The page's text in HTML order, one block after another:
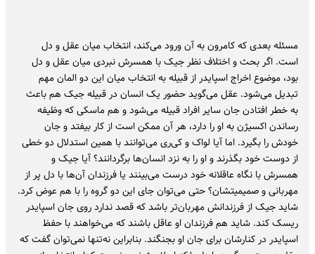
مسئله بعدی که کامرون به آن ورود می‌کند، انتخاب میان عقل و دل
است. اگر بحث و اختلاف نظر جیک با همسرش نبردی میان عقل و دل
بود، موضوع اخراج اسپایدر از قبیله به انتخاب میان این دو المان مهم
تبدیل می‌شود. عقل می‌گوید حضور یک انسان در قبیله جیک هم باعث
به خطر افتادن جان سایر افراد قبیله می‌شود و هم ماسکی که وظیفه
رساندن اکسیژن به او را دارد، هر آن ممکن است از کار بیفتد و جان
خودش را بگیرد. اما آیا لواک و کی‌ری می‌توانند با همین استدلال دو خطی
از دوست خود بگذرند و او را به نزد انسان‌ها برگردانند؟ آیا جیک و
همسرش با نگاه عاقلانه خود درست می‌بینند یا فرزندان آن‌ها با دل پر از
مهربانی و صمیمیتشان؟ حتی می‌توان جای این دو گروه را با هم عوض کرد.
شاید جیک از فرزندانش مهربان‌تر باشد که قصد ندارد روی جان اسپایدر
ریسک کند. شاید هم فرزندان او عاقل باشند که می‌خواهند با حفظ
اسپایدر در کنارشان برای جان او بجنگند. بنابراین نه‌تنها نمی‌توان گفت که